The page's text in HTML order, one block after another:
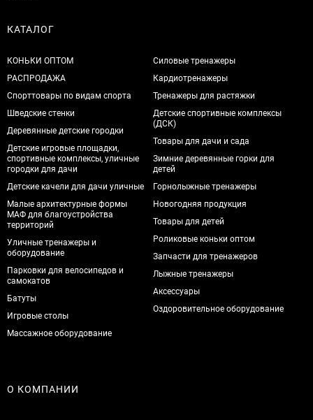
КАТАЛОГ
КОНЬКИ ОПТОМ
РАСПРОДАЖА
Спорттовары по видам спорта
Шведские стенки
Деревянные детские городки
Детские игровые площадки,
спортивные комплексы, уличные
городки для дачи
Детские качели для дачи уличные
Малые архитектурные формы
МАФ для благоустройства
территорий
Уличные тренажеры и
оборудование
Парковки для велосипедов и
самокатов
Батуты
Игровые столы
Массажное оборудование
Силовые тренажеры
Кардиотренажеры
Тренажеры для растяжки
Детские спортивные комплексы
(ДСК)
Товары для дачи и сада
Зимние деревянные горки для
детей
Горнолыжные тренажеры
Новогодняя продукция
Товары для детей
Роликовые коньки оптом
Запчасти для тренажеров
Лыжные тренажеры
Аксессуары
Оздоровительное оборудование
О КОМПАНИИ